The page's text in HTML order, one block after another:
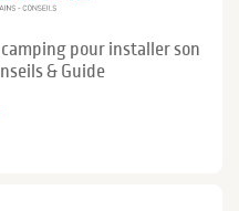
pour installer son
& Guide